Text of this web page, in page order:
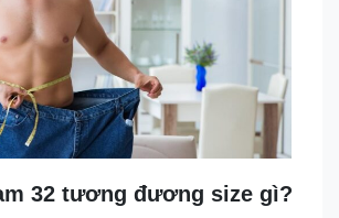
32 tương đương size gì?